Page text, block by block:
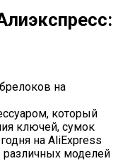
на
который
ключей, сумок
на AliExpress
различных моделей